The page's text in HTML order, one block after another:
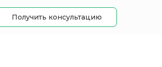
Получить консультацию